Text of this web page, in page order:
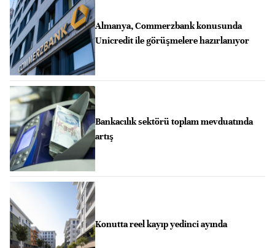
Almanya, Commerzbank konusunda
Unicredit ile görüşmelere hazırlanıyor
Bankacılık sektörü toplam mevduatında
artış
Konutta reel kayıp yedinci ayında